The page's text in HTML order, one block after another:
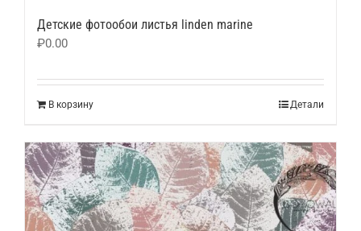
Детские фотообои листья linden marine
₽0.00
В корзину Детали